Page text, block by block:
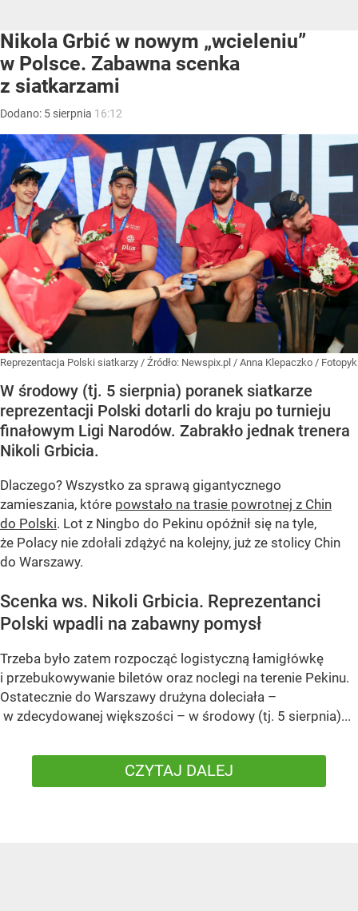
Nikola Grbić w nowym „wcieleniu”
w Polsce. Zabawna scenka
z siatkarzami
Dodano: 5 sierpnia 16:12
Reprezentacja Polski siatkarzy / Źródło: Newspix.pl / Anna Klepaczko / Fotopyk
W środowy (tj. 5 sierpnia) poranek siatkarze
reprezentacji Polski dotarli do kraju po turnieju
finałowym Ligi Narodów. Zabrakło jednak trenera
Nikoli Grbicia.
Dlaczego? Wszystko za sprawą gigantycznego
zamieszania, które powstało na trasie powrotnej z Chin
do Polski. Lot z Ningbo do Pekinu opóźnił się na tyle,
że Polacy nie zdołali zdążyć na kolejny, już ze stolicy Chin
do Warszawy.
Scenka ws. Nikoli Grbicia. Reprezentanci
Polski wpadli na zabawny pomysł
Trzeba było zatem rozpocząć logistyczną łamigłówkę
i przebukowywanie biletów oraz noclegi na terenie Pekinu.
Ostatecznie do Warszawy drużyna doleciała –
w zdecydowanej większości – w środowy (tj. 5 sierpnia)...
CZYTAJ DALEJ